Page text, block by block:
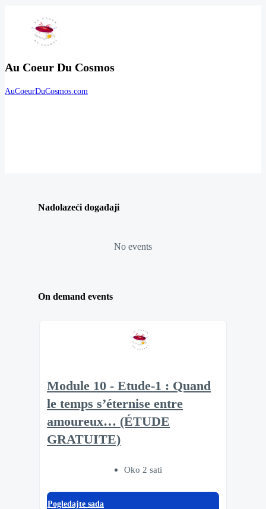
Au Coeur Du Cosmos
AuCoeurDuCosmos.com
Nadolazeći događaji
No events
On demand events
Module 10 - Etude-1 : Quand
le temps s’éternise entre
amoureux… (ÉTUDE
GRATUITE)
Oko 2 sati
Pogledajte sada